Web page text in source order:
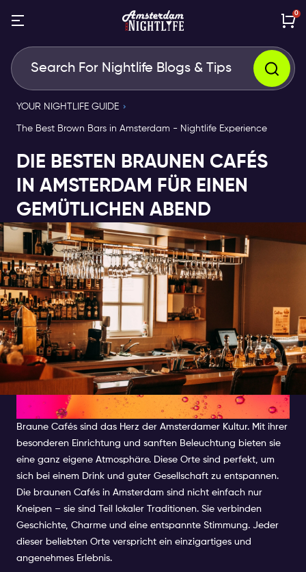
0
YOUR NIGHTLIFE GUIDE
The Best Brown Bars in Amsterdam - Nightlife Experience
DIE BESTEN BRAUNEN CAFÉS
IN AMSTERDAM FÜR EINEN
GEMÜTLICHEN ABEND
WEINBARS
Braune Cafés sind das Herz der Amsterdamer Kultur. Mit ihrer
besonderen Einrichtung und sanften Beleuchtung bieten sie
eine ganz eigene Atmosphäre. Diese Orte sind perfekt, um
sich bei einem Drink und guter Gesellschaft zu entspannen.
Die braunen Cafés in Amsterdam sind nicht einfach nur
Kneipen – sie sind Teil lokaler Traditionen. Sie verbinden
Geschichte, Charme und eine entspannte Stimmung. Jeder
dieser beliebten Orte verspricht ein einzigartiges und
angenehmes Erlebnis.